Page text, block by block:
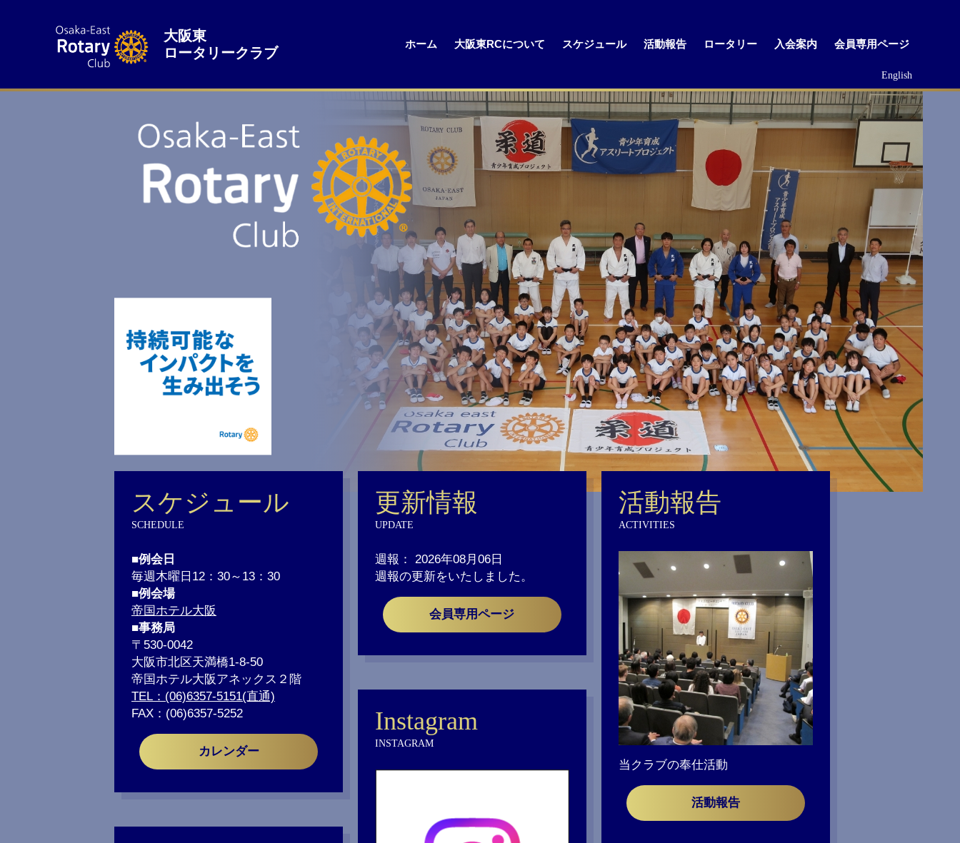
大阪東
ロータリークラブ
ホーム 大阪東RCについて スケジュール 活動報告 ロータリー 入会案内 会員専用ページ
English
スケジュール
SCHEDULE
■例会日
毎週木曜日12：30～13：30
■例会場
帝国ホテル大阪
■事務局
〒530-0042
大阪市北区天満橋1-8-50
帝国ホテル大阪アネックス２階
TEL：(06)6357-5151(直通)
FAX：(06)6357-5252
カレンダー
更新情報
UPDATE
週報： 2026年08月06日
週報の更新をいたしました。
会員専用ページ
活動報告
ACTIVITIES
当クラブの奉仕活動
活動報告
Instagram
INSTAGRAM